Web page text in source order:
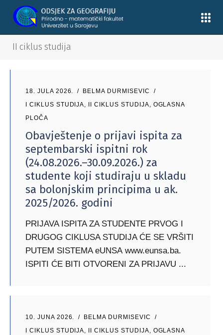
II ciklus studija
18. JULA 2026.
BELMA DURMISEVIC
I CIKLUS STUDIJA, II CIKLUS STUDIJA, OGLASNA
PLOČA
Obavještenje o prijavi ispita za
septembarski ispitni rok
(24.08.2026.–30.09.2026.) za
studente koji studiraju u skladu
sa bolonjskim principima u ak.
2025/2026. godini
PRIJAVA ISPITA ZA STUDENTE PRVOG I
DRUGOG CIKLUSA STUDIJA ĆE SE VRŠITI
PUTEM SISTEMA eUNSA www.eunsa.ba.
ISPITI ĆE BITI OTVORENI ZA PRIJAVU
10. JUNA 2026.
BELMA DURMISEVIC
I CIKLUS STUDIJA, II CIKLUS STUDIJA, OGLASNA